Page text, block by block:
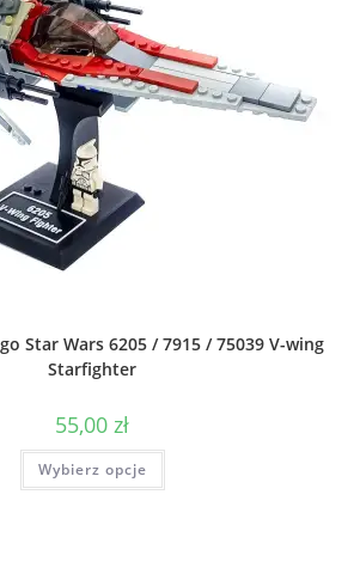
Star Wars 6205 / 7915 / 75039 V-wing
Starfighter
55,00 zł
Wybierz opcje
Ten
ma